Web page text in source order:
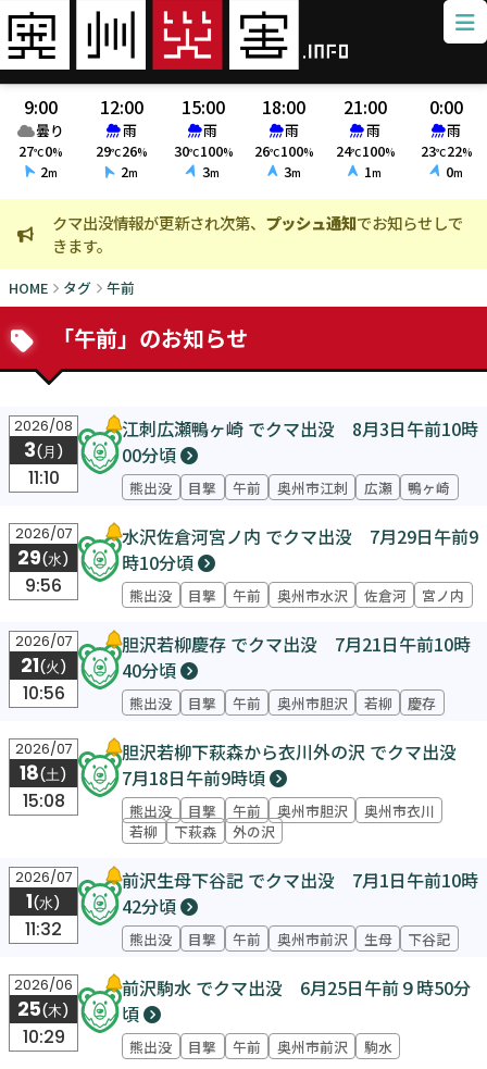
9:00
曇り
27℃0%
2m
12:00
雨
29℃26%
2m
15:00
雨
30℃100%
3m
18:00
雨
26℃100%
3m
21:00
雨
24℃100%
1m
0:00
雨
23℃22%
0m
クマ出没情報が更新され次第、 プッシュ通知でお知らせしで
きます。
HOME タグ 午前
「午前」のお知らせ
2026/08
3(月)
11:10
江刺広瀬鴨ヶ崎 でクマ出没 8月3日午前10時
00分頃
熊出没 目撃 午前 奥州市江刺 広瀬 鴨ヶ崎
2026/07
29(水)
9:56
水沢佐倉河宮ノ内 でクマ出没 7月29日午前9
時10分頃
熊出没 目撃 午前 奥州市水沢 佐倉河 宮ノ内
2026/07
21(火)
10:56
胆沢若柳慶存 でクマ出没 7月21日午前10時
40分頃
熊出没 目撃 午前 奥州市胆沢 若柳 慶存
2026/07
18(土)
15:08
胆沢若柳下萩森から衣川外の沢 でクマ出没
7月18日午前9時頃
熊出没 目撃 午前 奥州市胆沢
奥州市衣川
若柳
下萩森 外の沢
2026/07
1(水)
11:32
前沢生母下谷記 でクマ出没 7月1日午前10時
42分頃
熊出没 目撃 午前 奥州市前沢 生母 下谷記
2026/06
25(木)
10:29
前沢駒水 でクマ出没 6月25日午前９時50分
頃
熊出没 目撃 午前 奥州市前沢 駒水